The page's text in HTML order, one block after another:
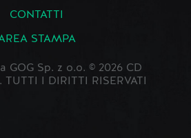
CONTATTI
STAMPA
GOG Sp. z o.o. © 2026 CD
TUTTI I DIRITTI RISERVATI